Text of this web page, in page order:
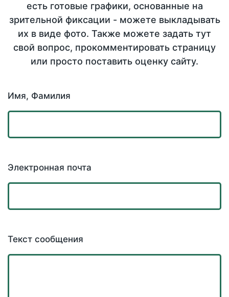
есть готовые графики, основанные на
зрительной фиксации - можете выкладывать
их в виде фото. Также можете задать тут
свой вопрос, прокомментировать страницу
или просто поставить оценку сайту.
Имя, Фамилия
Электронная почта
Текст сообщения